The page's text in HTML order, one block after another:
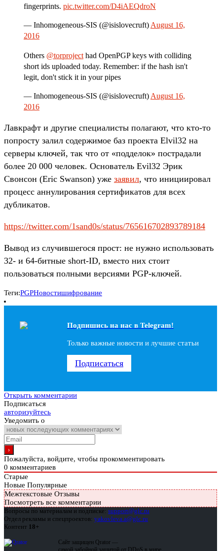
fingerprints. pic.twitter.com/D4iAEQdroN
— Inhomogeneous-SIS (@isislovecruft) August 16,
2016
Others @torproject had OpenPGP keys with colliding
short ids uploaded today. Remember: if the hash isn't
legit, don't stick it in your pipes
— Inhomogeneous-SIS (@isislovecruft) August 16,
2016
Лавкрафт и другие специалисты полагают, что кто-то
попросту залил содержимое баз проекта Elvil32 на
серверы ключей, так что от «подделок» пострадали
более 20 000 человек. Основатель Evil32 Эрик
Свонсон (Eric Swanson) уже заявил, что инициировал
процесс аннулирования сертификатов для всех
дубликатов.
https://twitter.com/1sand0s/status/765616702893789184
Вывод из случившегося прост: не нужно использовать
32- и 64-битные short-ID, вместо них стоит
пользоваться полными версиями PGP-ключей.
Теги:PGPНовостишифрование
Подпишись на наc в Telegram!
Только важные новости и лучшие статьи
Подписаться
Открыть комментарии
Подписаться
авторизуйтесь
Уведомить о
Пожалуйста, войдите, чтобы прокомментировать
0 комментариев
Старые
Новые Популярные
Межтекстовые Отзывы
Посмотреть все комментарии
Вопросы по материалам и подписке: support@glc.ru
Отдел рекламы и спецпроектов: yakovleva.a@glc.ru
Контент 18+
Сайт защищен Qrator —